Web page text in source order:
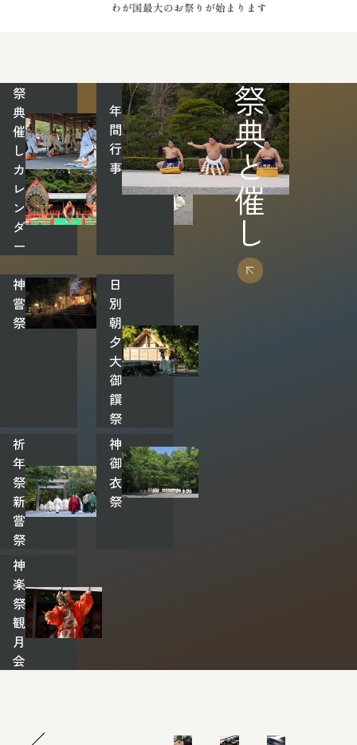
祭典と催し
祭
典‧
催
し
カ
レ
ン
ダ
ー
年
間
行
事
神
嘗
祭
日
別
朝
夕
大
御
饌
祭
祈
年
祭‧
新
嘗
祭
神
御
衣
祭
神
楽
祭‧
観
月
会